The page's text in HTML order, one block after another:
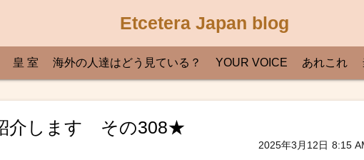
Etcetera Japan blog
皇 室 海外の人達はどう見ている？ YOUR VOICE あれこれ
介します その308★
2025年3月12日 8:15